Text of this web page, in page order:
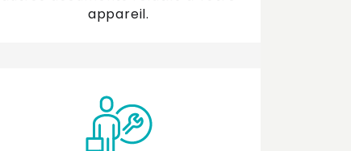
appareil.